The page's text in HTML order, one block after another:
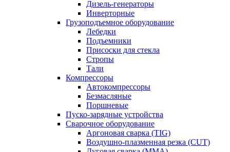
Дизель-генераторы
Инверторные
Грузоподъемное оборудование
Лебедки
Подъемники
Присоски для стекла
Стропы
Тали
Компрессоры
Автокомпрессоры
Безмасляные
Поршневые
Пуско-зарядные устройства
Сварочное оборудование
Аргоновая сварка (TIG)
Воздушно-плазменная резка (CUT)